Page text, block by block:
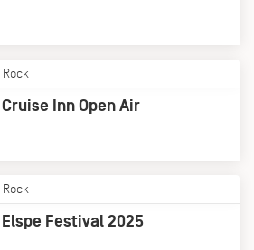
Rock
Cruise Inn Open Air
Rock
Elspe Festival 2025